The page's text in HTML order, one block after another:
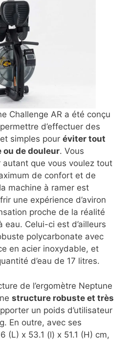
Challenge AR a été conçu
d’effectuer des
simples pour éviter tout
ou de douleur. Vous
autant que vous voulez tout
de confort et de
machine à ramer est
une expérience d’aviron
proche de la réalité
eau. Celui-ci est d’ailleurs
polycarbonate avec
en acier inoxydable, et
d’eau de 17 litres.
de l’ergomètre Neptune
structure robuste et très
un poids d’utilisateur
En outre, avec ses
(L) x 53.1 (l) x 51.1 (H) cm,